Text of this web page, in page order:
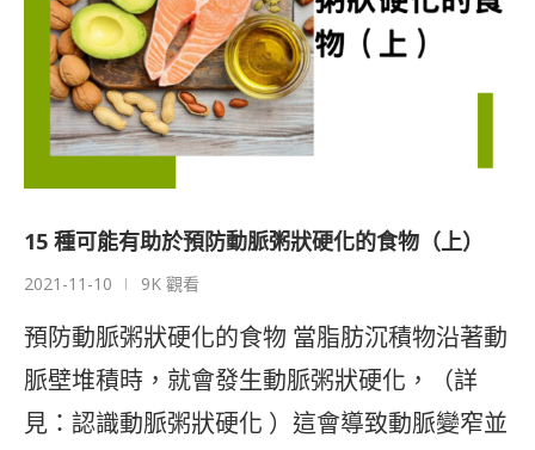
15 種可能有助於預防動脈粥狀硬化的食物（上）
2021-11-10 9K 觀看
預防動脈粥狀硬化的食物 當脂肪沉積物沿著動
脈壁堆積時，就會發生動脈粥狀硬化，（詳
見：認識動脈粥狀硬化 ）這會導致動脈變窄並